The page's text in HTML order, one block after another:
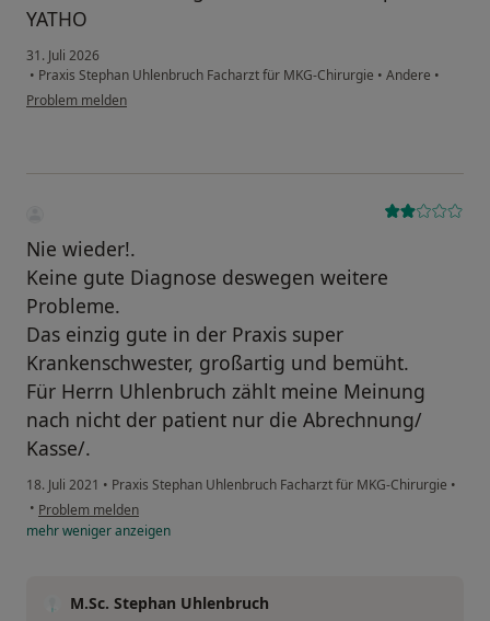
YATHO
31. Juli 2026
• Praxis Stephan Uhlenbruch Facharzt für MKG-Chirurgie • Andere •
Problem melden
Nie wieder!.
Keine gute Diagnose deswegen weitere
Probleme.
Das einzig gute in der Praxis super
Krankenschwester, großartig und bemüht.
Für Herrn Uhlenbruch zählt meine Meinung
nach nicht der patient nur die Abrechnung/
Kasse/.
18. Juli 2021 • Praxis Stephan Uhlenbruch Facharzt für MKG-Chirurgie •
• Problem melden
mehrwenigeranzeigen
M.Sc. Stephan Uhlenbruch